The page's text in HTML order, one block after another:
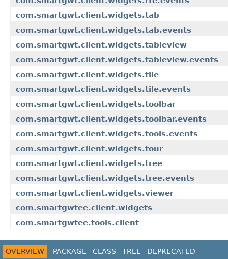
com.smartgwt.client.widgets.tab
com.smartgwt.client.widgets.tab.events
com.smartgwt.client.widgets.tableview
com.smartgwt.client.widgets.tableview.events
com.smartgwt.client.widgets.tile
com.smartgwt.client.widgets.tile.events
com.smartgwt.client.widgets.toolbar
com.smartgwt.client.widgets.toolbar.events
com.smartgwt.client.widgets.tools.events
com.smartgwt.client.widgets.tour
com.smartgwt.client.widgets.tree
com.smartgwt.client.widgets.tree.events
com.smartgwt.client.widgets.viewer
com.smartgwtee.client.widgets
com.smartgwtee.tools.client
OVERVIEW PACKAGE CLASS TREE
DEPRECATED